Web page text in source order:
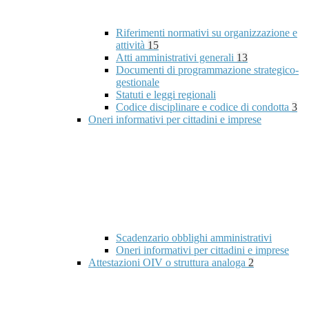
Riferimenti normativi su organizzazione e
attività 15
Atti amministrativi generali 13
Documenti di programmazione strategico-
gestionale
Statuti e leggi regionali
Codice disciplinare e codice di condotta 3
Oneri informativi per cittadini e imprese
Scadenzario obblighi amministrativi
Oneri informativi per cittadini e imprese
Attestazioni OIV o struttura analoga 2